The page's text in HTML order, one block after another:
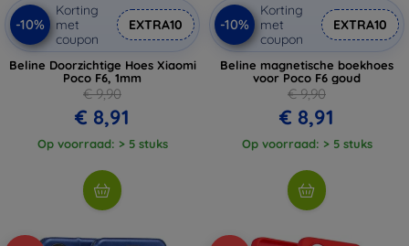
-10%
Korting
met
coupon
EXTRA10
Beline Doorzichtige Hoes Xiaomi
Poco F6, 1mm
€ 9,90
€ 8,91
Op voorraad: > 5 stuks
-10%
Korting
met
coupon
EXTRA10
Beline magnetische boekhoes
voor Poco F6 goud
€ 9,90
€ 8,91
Op voorraad: > 5 stuks